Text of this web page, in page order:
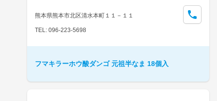
熊本県熊本市北区清水本町１１－１１
TEL: 096-223-5698
フマキラーホウ酸ダンゴ 元祖半なま 18個入